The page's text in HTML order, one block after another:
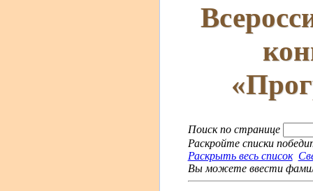
Поиск по странице
Раскройте списки
Раскрыть весь список
Вы можете ввести